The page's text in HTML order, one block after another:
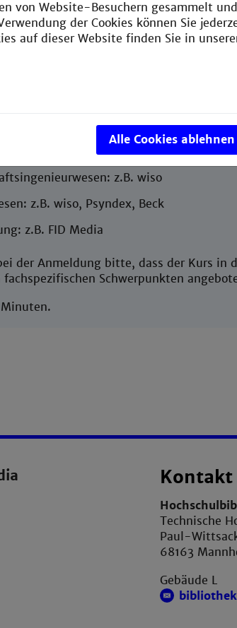
zur Suche nachBüchern- SWB, KVK
aus anderen Bibliotheken
fachspezifische Datenbanken
und Technik: z.B. IEEE
z.B. wiso
z.B. wiso, Psyndex, Beck
z.B. FID Media
der Anmeldung bitte, dass der Kurs in
fachspezifischen Schwerpunkten
Kontakt
Technische
Paul-
68163
Gebäude L
von Website-Besuchern gesammelt
der Cookies können Sie
auf dieser Website finden Sie in
Alle Cookies ablehnen